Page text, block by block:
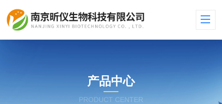
产品中心
PRODUCT CENTER